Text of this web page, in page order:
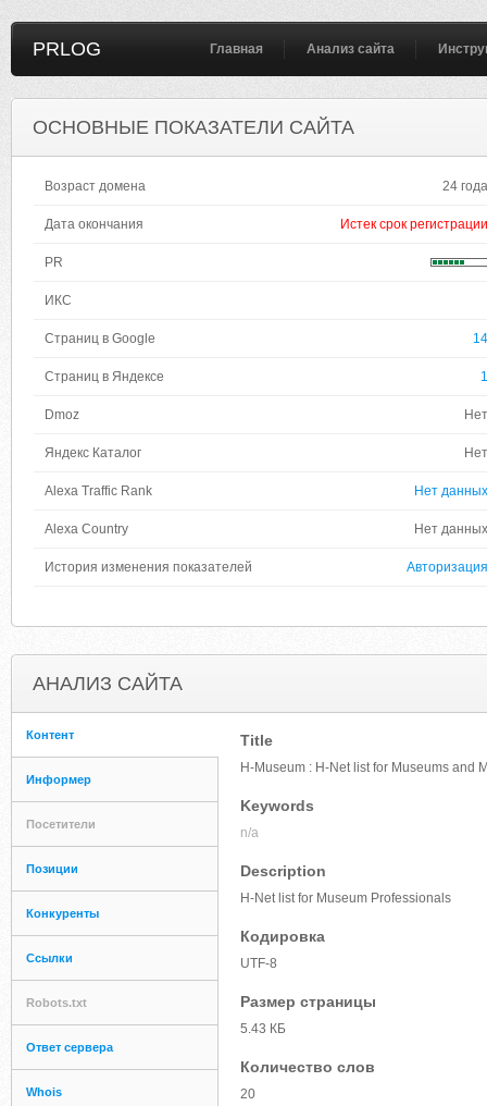
PRLOG Главная Анализ сайта
ОСНОВНЫЕ ПОКАЗАТЕЛИ САЙТА
Возраст домена 24 года
Дата окончания Истек срок регистрации
PR
ИКС
Страниц в Google 14
Страниц в Яндексе 1
Dmoz Нет
Яндекс Каталог Нет
Alexa Traffic Rank Нет данных
Alexa Country Нет данных
История изменения показателей Авторизация
АНАЛИЗ САЙТА
Контент
Информер
Посетители
Позиции
Конкуренты
Ссылки
Robots.txt
Ответ сервера
Whois
Title
H-Museum : H-Net list for Museums and
Keywords
n/a
Description
H-Net list for Museum Professionals
Кодировка
UTF-8
Размер страницы
5.43 КБ
Количество слов
20